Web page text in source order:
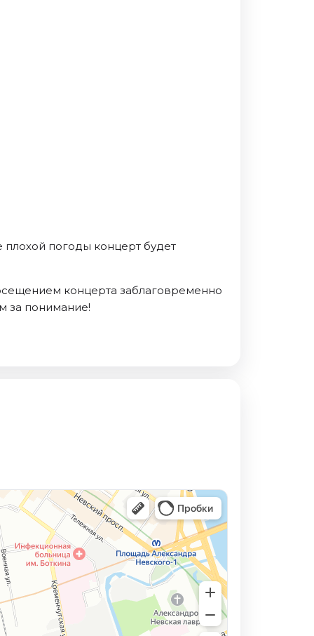
плохой погоды концерт будет
концерта заблаговременно
за понимание!